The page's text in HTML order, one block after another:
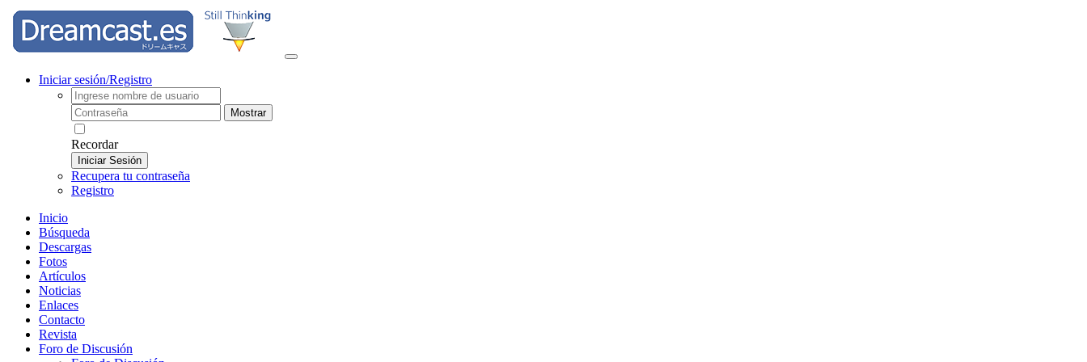
Iniciar sesión/Registro
Mostrar
Recordar
Iniciar Sesión
Recupera tu contraseña
Registro
Inicio
Búsqueda
Descargas
Fotos
Artículos
Noticias
Enlaces
Contacto
Revista
Foro de Discusión